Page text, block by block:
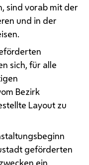
sind vorab mit der
und in der
sich, für alle
Bezirk
Layout zu
geförderten
ein